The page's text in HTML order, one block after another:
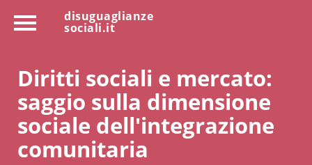
disuguaglianze
sociali.it
Diritti sociali e mercato:
saggio sulla dimensione
sociale dell'integrazione
comunitaria